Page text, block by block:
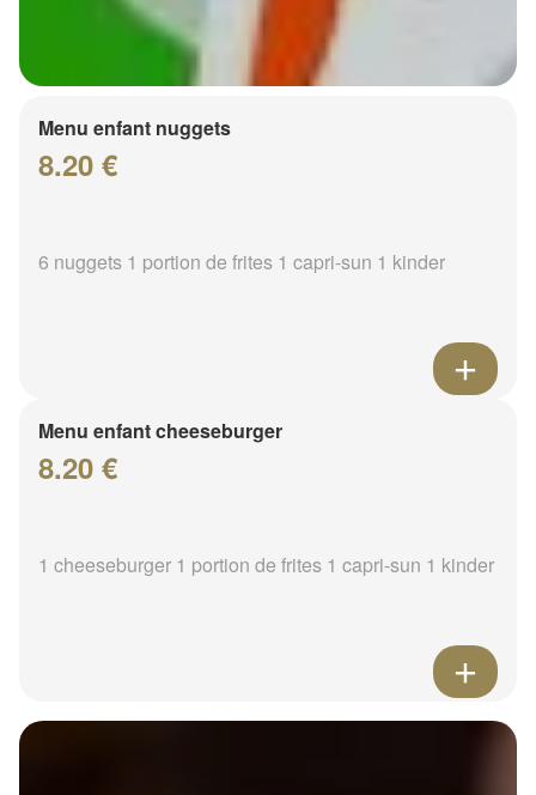
Menu enfant nuggets
8.20 €
6 nuggets 1 portion de frites 1 capri-sun 1 kinder
Menu enfant cheeseburger
8.20 €
1 cheeseburger 1 portion de frites 1 capri-sun 1 kinder